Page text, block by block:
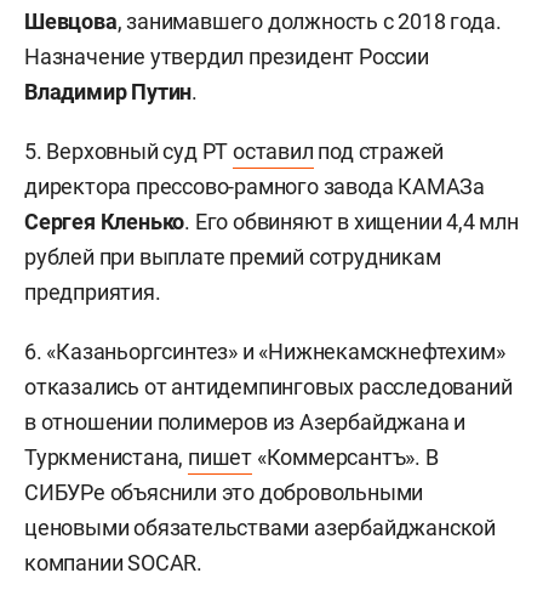
Шевцова, занимавшего должность с 2018 года.
Назначение утвердил президент России
Владимир Путин.
5. Верховный суд РТоставил под стражей
директора прессово-рамного завода КАМАЗа
Сергея Кленько. Его обвиняют в хищении 4,4 млн
рублей при выплате премий сотрудникам
предприятия.
6. «Казаньоргсинтез» и «Нижнекамскнефтехим»
отказались от антидемпинговых расследований
в отношении полимеров из Азербайджана и
Туркменистана, пишет «Коммерсантъ». В
СИБУРе объяснили это добровольными
ценовыми обязательствами азербайджанской
компании SOCAR.